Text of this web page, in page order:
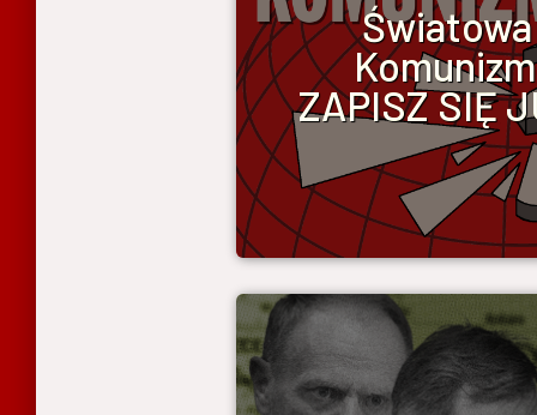
Światowa
ZAPISZ SIĘ